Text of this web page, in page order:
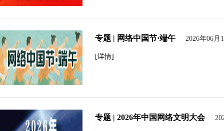
专题 | 网络中国节·端午 2026年06月
[详情]
专题 | 2026年中国网络文明大会